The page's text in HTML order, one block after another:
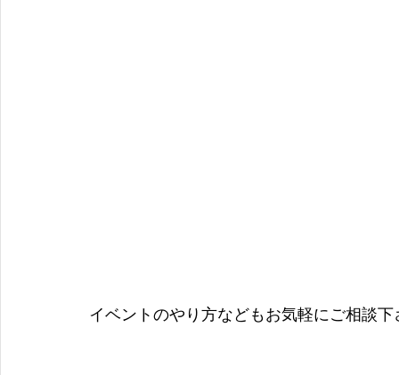
イベントのやり方などもお気軽にご相談下